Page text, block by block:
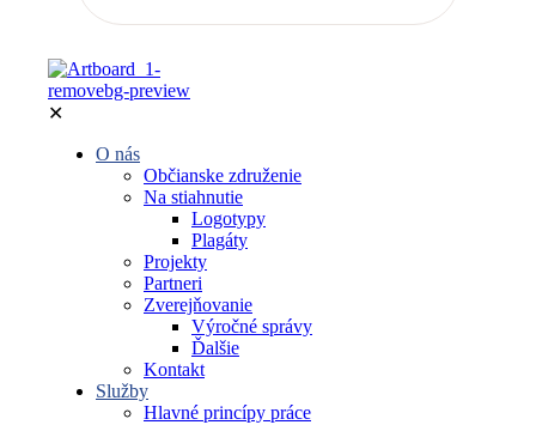
✕
O nás
Občianske združenie
Na stiahnutie
Logotypy
Plagáty
Projekty
Partneri
Zverejňovanie
Výročné správy
Ďalšie
Kontakt
Služby
Hlavné princípy práce